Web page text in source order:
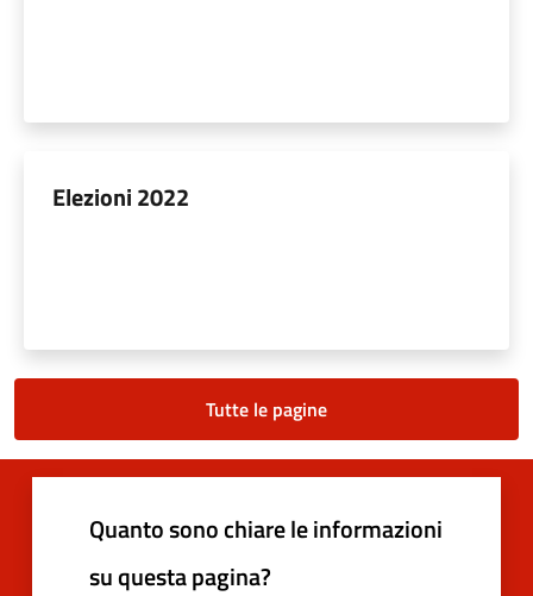
Elezioni 2022
Tutte le pagine
Quanto sono chiare le informazioni
su questa pagina?